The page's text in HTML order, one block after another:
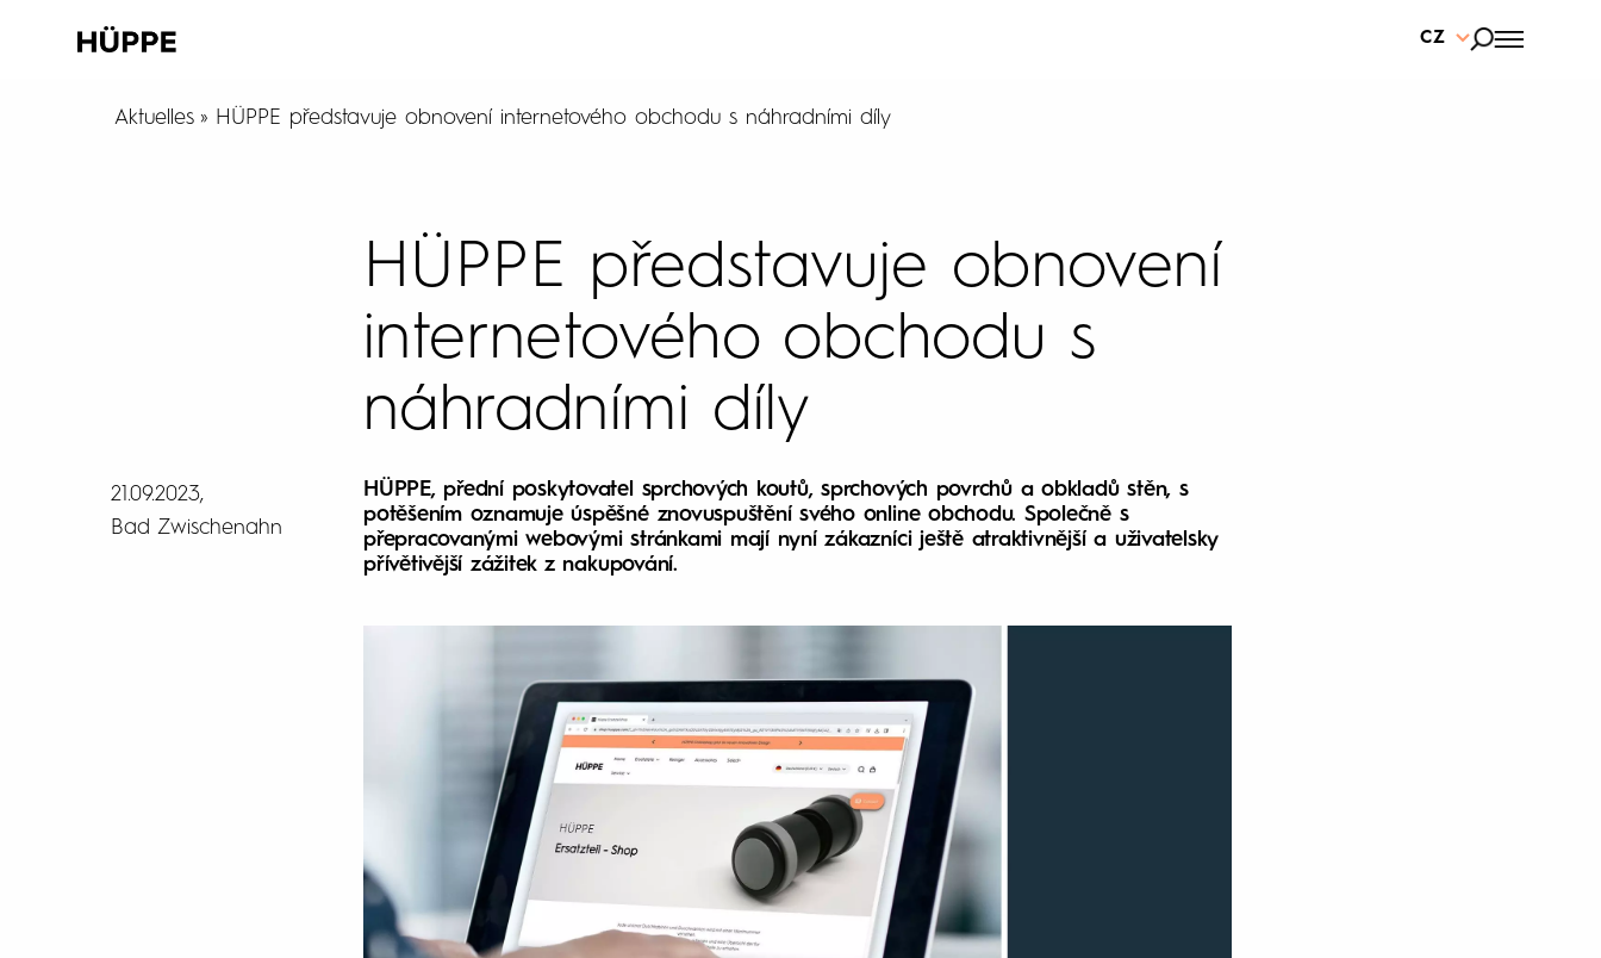
CZ
Aktuelles HÜPPE představuje obnovení internetového obchodu s náhradními díly
HÜPPE představuje obnovení
internetového obchodu s
náhradními díly
21.09.2023
Bad Zwischenahn
HÜPPE, přední poskytovatel sprchových koutů, sprchových povrchů a obkladů stěn, s
potěšením oznamuje úspěšné znovuspuštění svého online obchodu. Společně s
přepracovanými webovými stránkami mají nyní zákazníci ještě atraktivnější a uživatelsky
přívětivější zážitek z nakupování.